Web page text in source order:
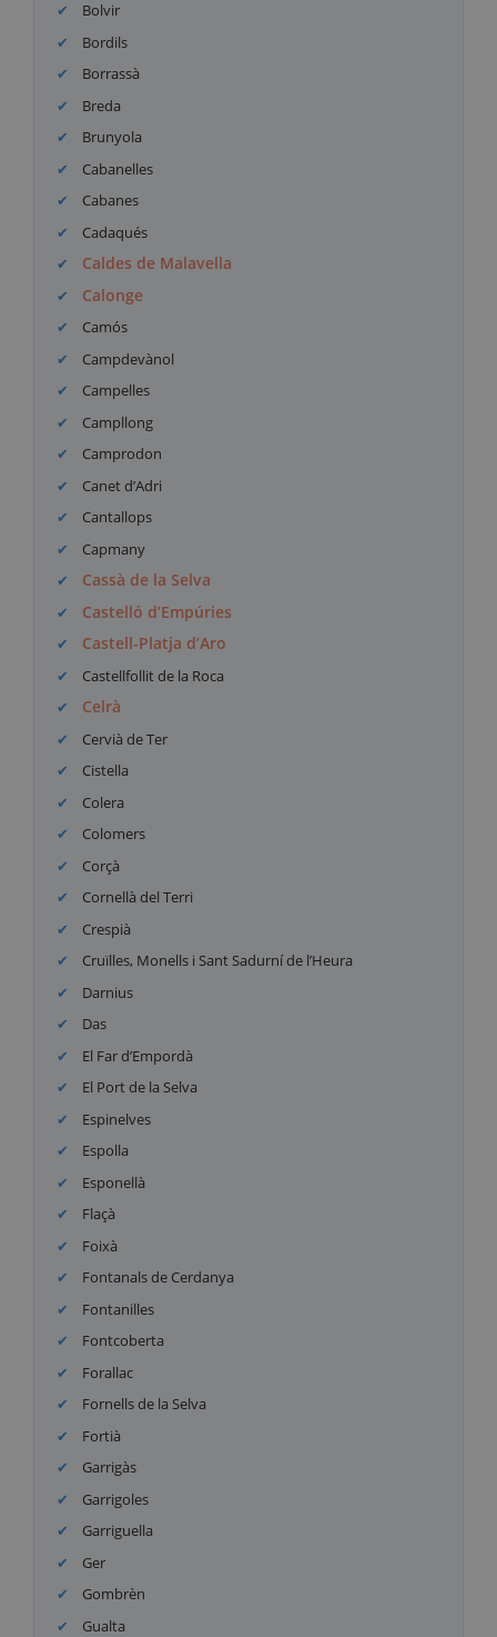
Bolvir
Bordils
Borrassà
Breda
Brunyola
Cabanelles
Cabanes
Cadaqués
Caldes de Malavella
Calonge
Camós
Campdevànol
Campelles
Campllong
Camprodon
Canet d’Adri
Cantallops
Capmany
Cassà de la Selva
Castelló d’Empúries
Castell-Platja d’Aro
Castellfollit de la Roca
Celrà
Cervià de Ter
Cistella
Colera
Colomers
Corçà
Cornellà del Terri
Crespià
Cruïlles, Monells i Sant Sadurní de l’Heura
Darnius
Das
El Far d’Empordà
El Port de la Selva
Espinelves
Espolla
Esponellà
Flaçà
Foixà
Fontanals de Cerdanya
Fontanilles
Fontcoberta
Forallac
Fornells de la Selva
Fortià
Garrigàs
Garrigoles
Garriguella
Ger
Gombrèn
Gualta